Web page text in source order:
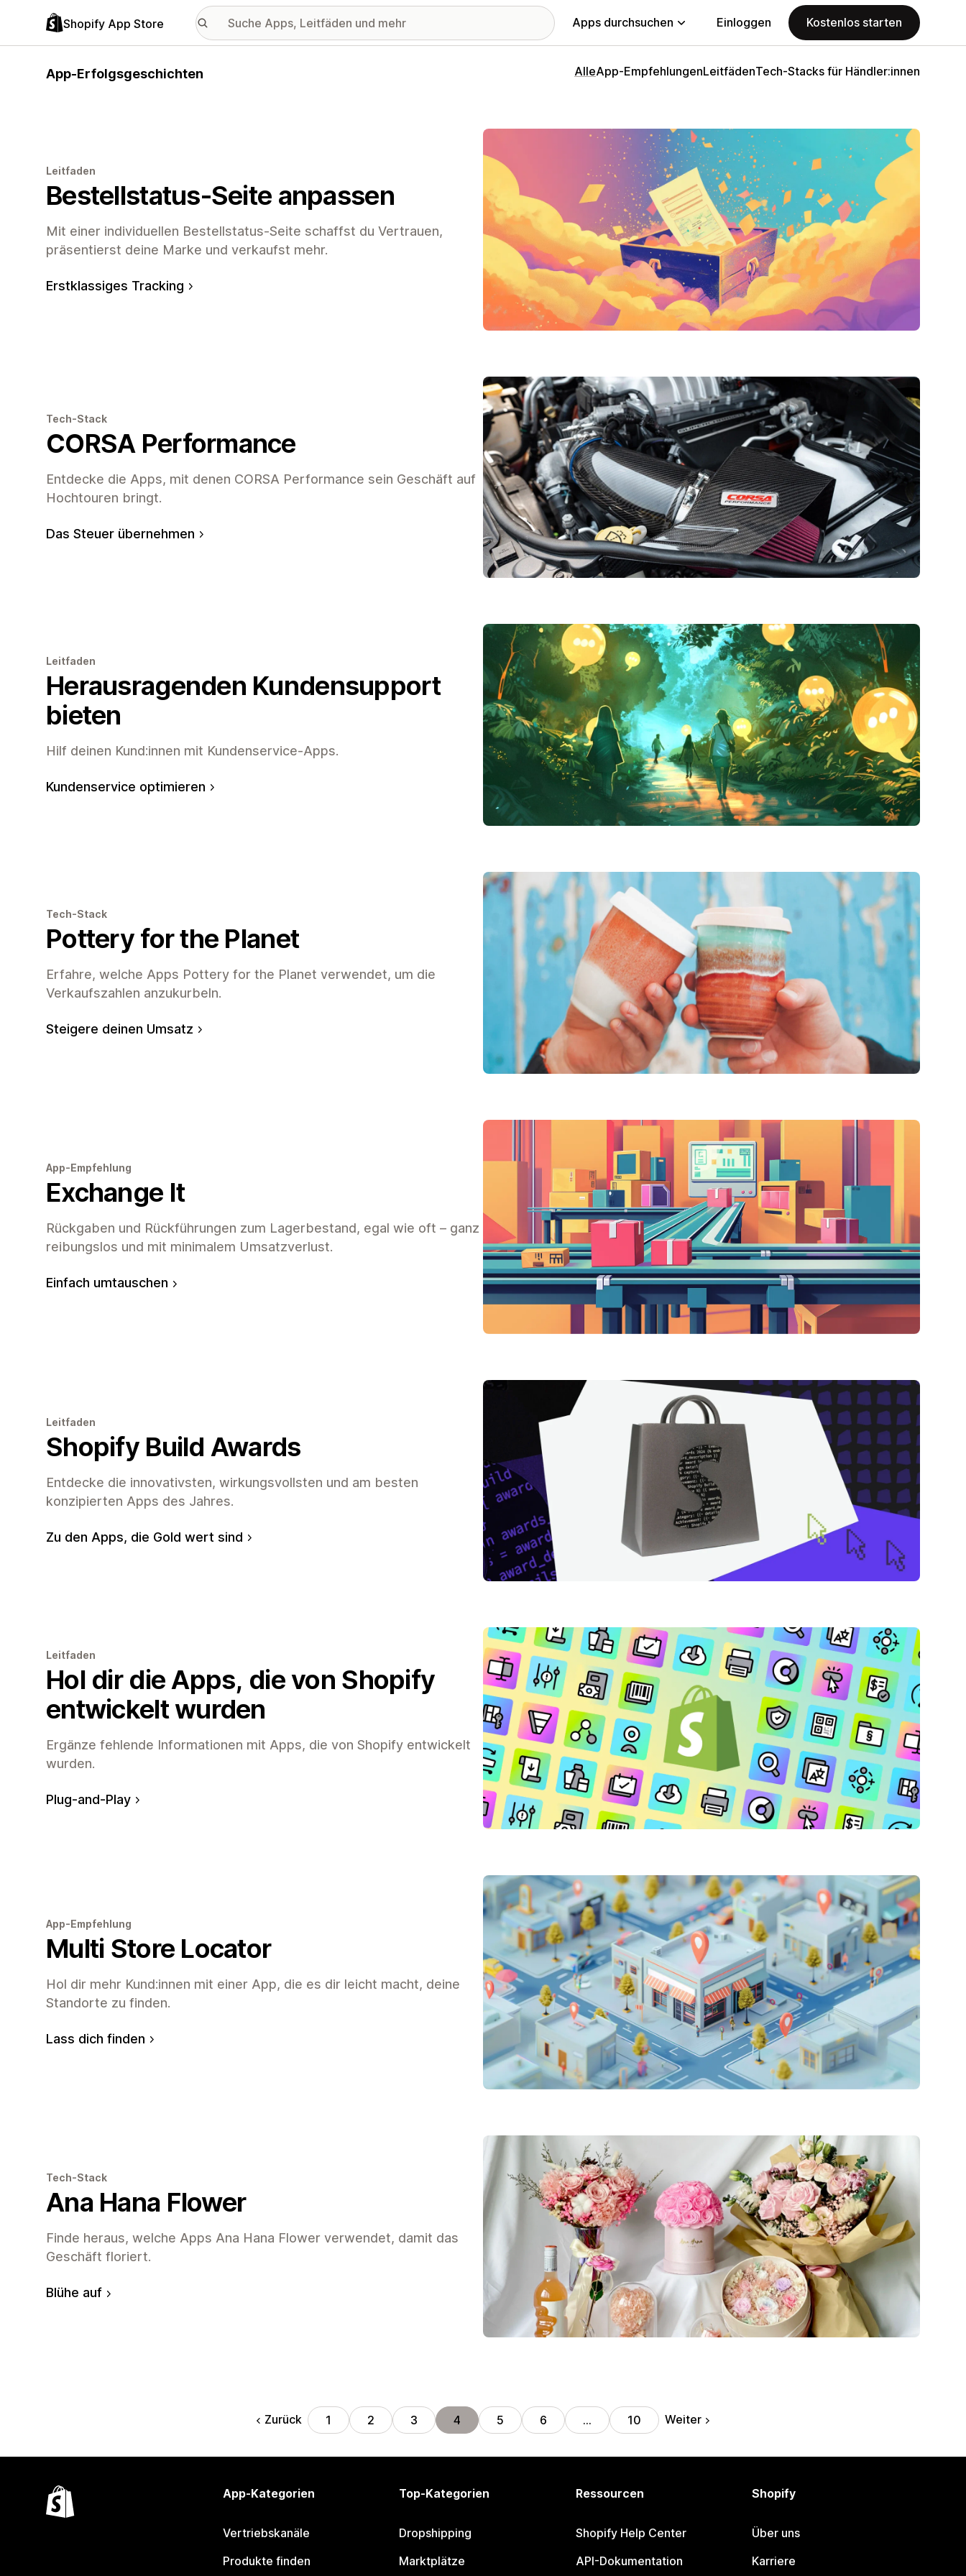
Shopify App Store Apps durchsuchen Einloggen Kostenlos starten
App-Erfolgsgeschichten AlleApp-EmpfehlungenLeitfädenTech-Stacks für Händler:innen
Leitfaden
Bestellstatus-Seite anpassen
Mit einer individuellen Bestellstatus-Seite schaffst du Vertrauen,
präsentierst deine Marke und verkaufst mehr.
Erstklassiges Tracking
Tech-Stack
CORSA Performance
Entdecke die Apps, mit denen CORSA Performance sein Geschäft auf
Hochtouren bringt.
Das Steuer übernehmen
Leitfaden
Herausragenden Kundensupport
bieten
Hilf deinen Kund:innen mit Kundenservice-Apps.
Kundenservice optimieren
Tech-Stack
Pottery for the Planet
Erfahre, welche Apps Pottery for the Planet verwendet, um die
Verkaufszahlen anzukurbeln.
Steigere deinen Umsatz
App-Empfehlung
Exchange It
Rückgaben und Rückführungen zum Lagerbestand, egal wie oft – ganz
reibungslos und mit minimalem Umsatzverlust.
Einfach umtauschen
Leitfaden
Shopify Build Awards
Entdecke die innovativsten, wirkungsvollsten und am besten
konzipierten Apps des Jahres.
Zu den Apps, die Gold wert sind
Leitfaden
Hol dir die Apps, die von Shopify
entwickelt wurden
Ergänze fehlende Informationen mit Apps, die von Shopify entwickelt
wurden.
Plug-and-Play
App-Empfehlung
Multi Store Locator
Hol dir mehr Kund:innen mit einer App, die es dir leicht macht, deine
Standorte zu finden.
Lass dich finden
Tech-Stack
Ana Hana Flower
Finde heraus, welche Apps Ana Hana Flower verwendet, damit das
Geschäft floriert.
Blühe auf
Zurück 1 2 3 4 5 6 … 10 Weiter
App-Kategorien
Vertriebskanäle
Produkte finden
Top-Kategorien
Dropshipping
Marktplätze
Ressourcen
Shopify Help Center
API-Dokumentation
Shopify
Über uns
Karriere